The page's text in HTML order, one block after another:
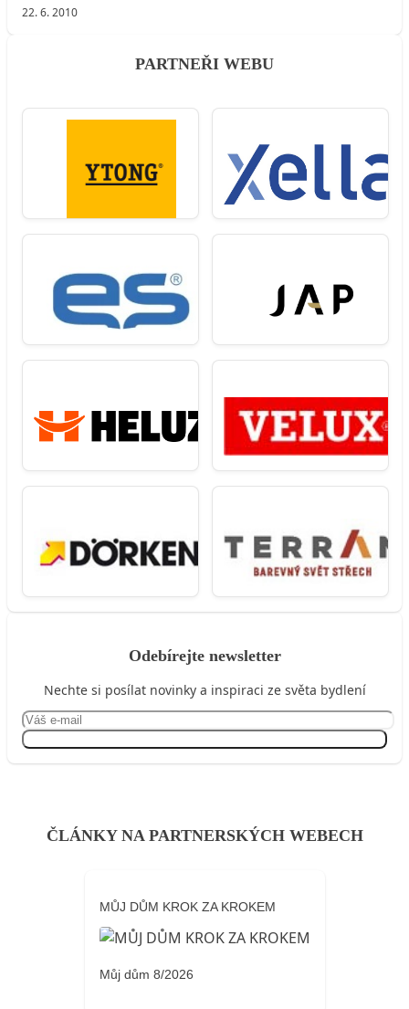
22. 6. 2010
PARTNEŘI WEBU
Odebírejte newsletter
Nechte si posílat novinky a inspiraci ze světa bydlení
ČLÁNKY NA PARTNERSKÝCH WEBECH
MŮJ DŮM KROK ZA KROKEM
Můj dům 8/2026